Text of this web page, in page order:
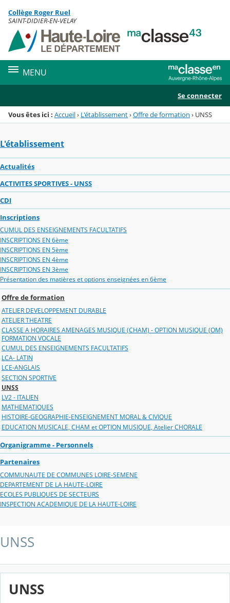
Menu de la rubrique
Contenu
Collège Roger Ruel
SAINT-DIDIER-EN-VELAY
MENU
Se connecter
Vous êtes ici : Accueil› L'établissement›Offre de formation › UNSS
L'établissement
Actualités
ACTIVITES SPORTIVES - UNSS
CDI
Inscriptions
CUMUL DES ENSEIGNEMENTS FACULTATIFS
INSCRIPTIONS EN 6ème
INSCRIPTIONS EN 5ème
INSCRIPTIONS EN 4ème
INSCRIPTIONS EN 3ème
Présentation des matières et options enseignées en 6ème
Offre de formation
ATELIER DEVELOPPEMENT DURABLE
ATELIER THEATRE
CLASSE A HORAIRES AMENAGES MUSIQUE (CHAM) - OPTION MUSIQUE (OM)
FORMATION VOCALE
CUMUL DES ENSEIGNEMENTS FACULTATIFS
LCA- LATIN
LCE-ANGLAIS
SECTION SPORTIVE
UNSS
LV2 - ITALIEN
MATHEMATIQUES
HISTOIRE-GEOGRAPHIE-ENSEIGNEMENT MORAL & CIVIQUE
EDUCATION MUSICALE, CHAM et OPTION MUSIQUE, Atelier CHORALE
Organigramme - Personnels
Partenaires
COMMUNAUTE DE COMMUNES LOIRE-SEMENE
DEPARTEMENT DE LA HAUTE-LOIRE
ECOLES PUBLIQUES DE SECTEURS
INSPECTION ACADEMIQUE DE LA HAUTE-LOIRE
UNSS
UNSS